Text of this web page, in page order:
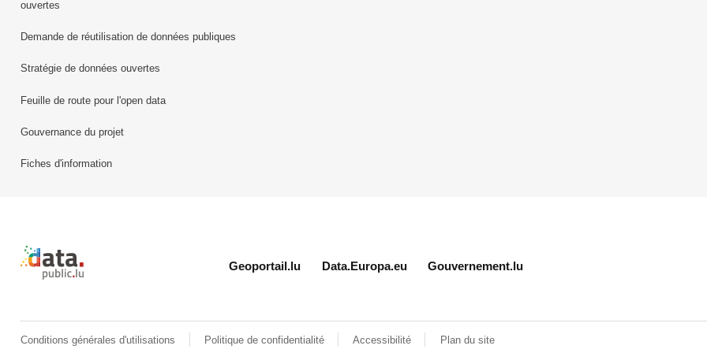
ouvertes
Demande de réutilisation de données publiques
Stratégie de données ouvertes
Feuille de route pour l'open data
Gouvernance du projet
Fiches d'information
Retour à l'accueil de data.public.lu
Geoportail.lu Data.Europa.eu Gouvernement.lu
Conditions générales d'utilisations Politique de confidentialité Accessibilité Plan du site